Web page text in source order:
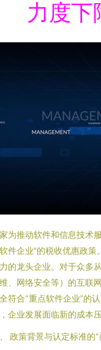
力度下
为推动软件和信息技术
件企业”的税收优惠政
的龙头企业。对于众多
、网络安全等）的互联
符合“重点软件企业”的
企业发展面临新的成本
政策背景与认定标准的“